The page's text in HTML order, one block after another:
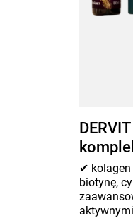
dla
✔
biotynę,